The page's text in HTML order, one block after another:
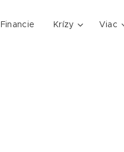
Financie Krízy Viac